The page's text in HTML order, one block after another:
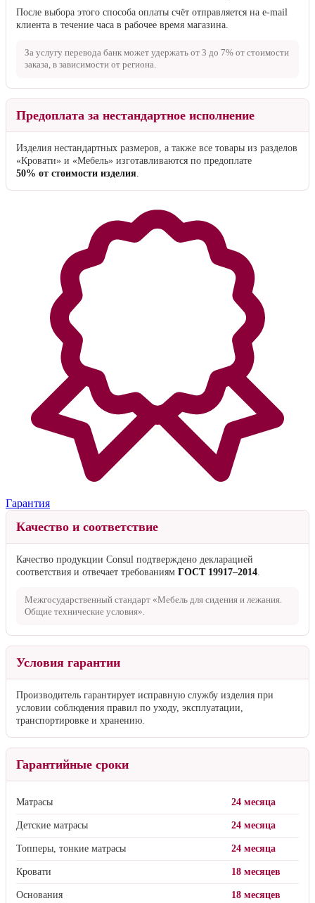
После выбора этого способа оплаты счёт отправляется на e-mail
клиента в течение часа в рабочее время магазина.
За услугу перевода банк может удержать от 3 до 7% от стоимости
заказа, в зависимости от региона.
Предоплата за нестандартное исполнение
Изделия нестандартных размеров, а также все товары из разделов
«Кровати» и «Мебель» изготавливаются по предоплате
50% от стоимости изделия
Гарантия
Качество и соответствие
Качество продукции Consul подтверждено декларацией
соответствия и отвечает требованиям ГОСТ 19917–2014
Межгосударственный стандарт «Мебель для сидения и лежания.
Общие технические условия».
Условия гарантии
Производитель гарантирует исправную службу изделия при
условии соблюдения правил по уходу, эксплуатации,
транспортировке и хранению.
Гарантийные сроки
Матрасы 24 месяца
Детские матрасы 24 месяца
Топперы, тонкие матрасы 24 месяца
Кровати 18 месяцев
Основания 18 месяцев